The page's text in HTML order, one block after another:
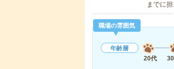
までに
職場の雰囲気
年齢層
20代